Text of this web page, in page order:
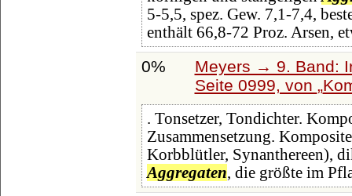
5-5,5, spez. Gew. 7,1-7,4,
enthält 66,8-72 Proz. Arsen,
0%
Meyers → 9. Band:
Seite 0999, von
. Tonsetzer, Tondichter.
Zusammensetzung.
Korbblütler, Synanthereen),
Aggregaten, die größte im